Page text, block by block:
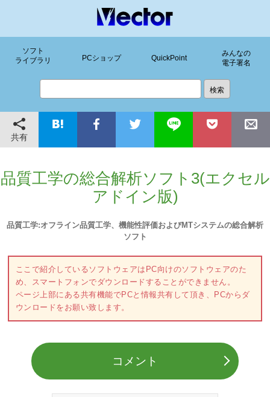
ソフト
ライブラリ
PCショップ QuickPoint
みんなの
電子署名
共有
品質工学の総合解析ソフト3(エクセル
アドイン版)
品質工学:オフライン品質工学、機能性評価およびMTシステムの総合解析
ソフト
ここで紹介しているソフトウェアはPC向けのソフトウェアのた
め、スマートフォンでダウンロードすることができません。
ページ上部にある共有機能でPCと情報共有して頂き、PCからダ
ウンロードをお願い致します。
コメント